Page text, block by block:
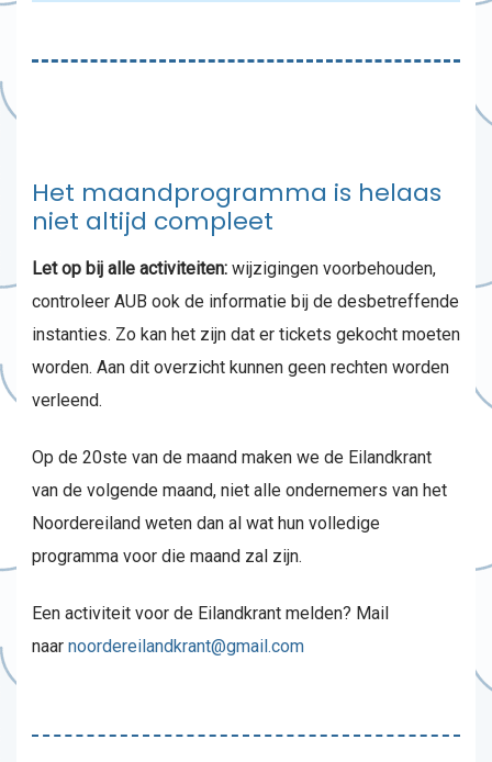
Het maandprogramma is helaas
niet altijd compleet
Let op bij alle activiteiten: wijzigingen voorbehouden,
controleer AUB ook de informatie bij de desbetreffende
instanties. Zo kan het zijn dat er tickets gekocht moeten
worden. Aan dit overzicht kunnen geen rechten worden
verleend.
Op de 20ste van de maand maken we de Eilandkrant
van de volgende maand, niet alle ondernemers van het
Noordereiland weten dan al wat hun volledige
programma voor die maand zal zijn.
Een activiteit voor de Eilandkrant melden? Mail
naar noordereilandkrant@gmail.com